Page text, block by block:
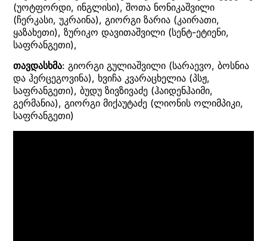
(უოტფორდი, ინგლისი), შოთა ნონიკაშვილი
(ჩერკასი, უკრაინა), გიორგი ზარია (კაირათი,
ყაზახეთი), ზურიკო დავითაშვილი (სენტ-ეტიენი,
საფრანგეთი),
თავდასხმა: გიორგი გულიაშვილი (სარაევო, ბოსნია
და ჰერცეგოვინა), ხვიჩა კვარაცხელია (პსჟ,
საფრანგეთი), ბუდუ ზივზივაძე (ჰაიდენჰაიმი,
გერმანია), გიორგი მიქაუტაძე (ლიონის ოლიმპიკი,
საფრანგეთი)